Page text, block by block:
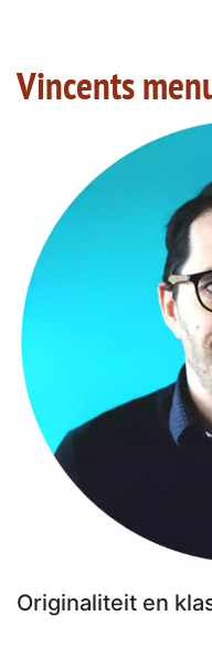
Vincents
Originaliteit en